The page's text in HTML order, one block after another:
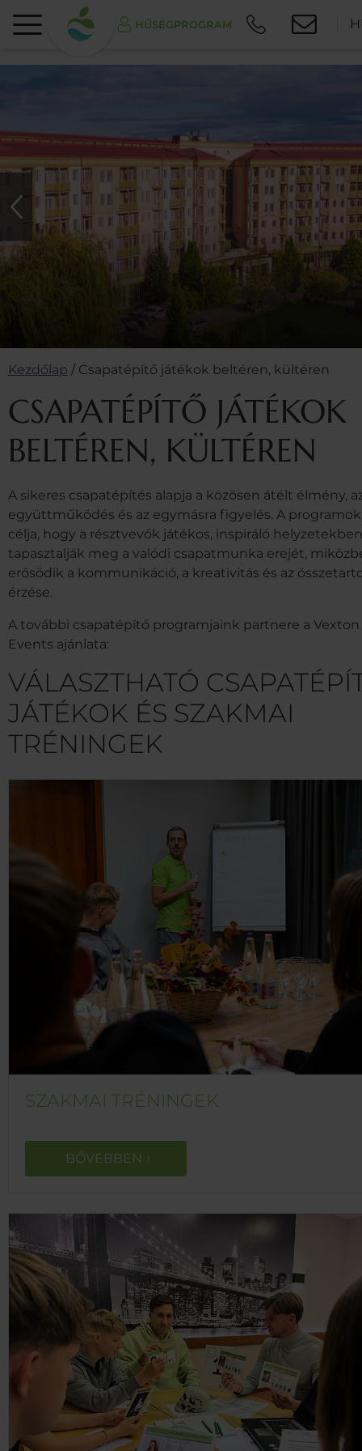
HŰSÉGPROGRAM
Kezdőlap / Csapatépítő játékok beltéren, kültéren
CSAPATÉPÍTŐ JÁTÉKOK
BELTÉREN, KÜLTÉREN
A sikeres csapatépítés alapja a közösen átélt élmény,
együttműködés és az egymásra figyelés. A programok
célja, hogy a résztvevők játékos, inspiráló helyzetekben
tapasztalják meg a valódi csapatmunka erejét,
erősödik a kommunikáció, a kreativitás és az
érzése.
A további csapatépítő programjaink partnere a Vexton
Events ajánlata:
VÁLASZTHATÓ
JÁTÉKOK ÉS SZAKMAI
TRÉNINGEK
SZAKMAI TRÉNINGEK
BŐVEBBEN